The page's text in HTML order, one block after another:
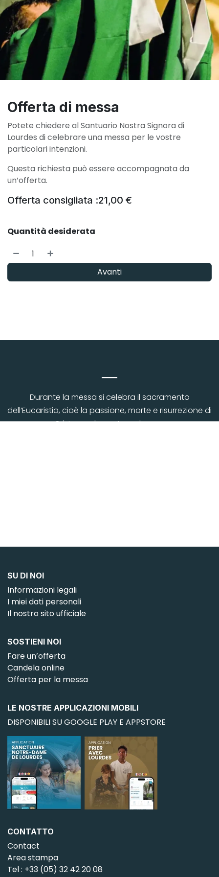
Offerta di messa
Potete chiedere al Santuario Nostra Signora di
Lourdes di celebrare una messa per le vostre
particolari intenzioni.
Questa richiesta può essere accompagnata da
un’offerta.
Offerta consigliata :21,00 €
Avanti
Quantità desiderata
—
Durante la messa si celebra il sacramento
dell’Eucaristia, cioè la passione, morte e risurrezione di
Cristo, per la nostra salvezza.
SU DI NOI
Informazioni legali
I miei dati personali
Il nostro sito ufficiale
SOSTIENI NOI
Fare un’offerta
Candela online
Offerta per la messa
LE NOSTRE APPLICAZIONI MOBILI
DISPONIBILI SU GOOGLE PLAY E APPSTORE
CONTATTO
Contact
Area stampa
Tel : +33 (05) 32 42 20 08